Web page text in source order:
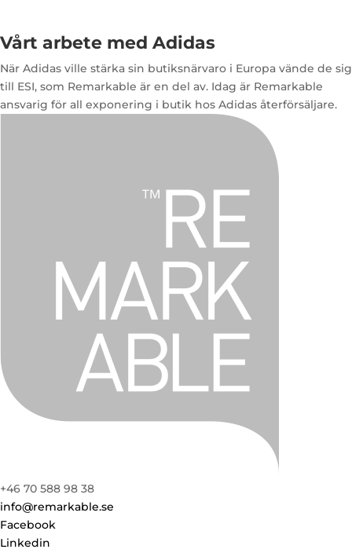
Vårt arbete med Adidas
När Adidas ville stärka sin butiksnärvaro i Europa vände de sig
till ESI, som Remarkable är en del av. Idag är Remarkable
ansvarig för all exponering i butik hos Adidas återförsäljare.
+46 70 588 98 38
info@remarkable.se
Facebook
Linkedin